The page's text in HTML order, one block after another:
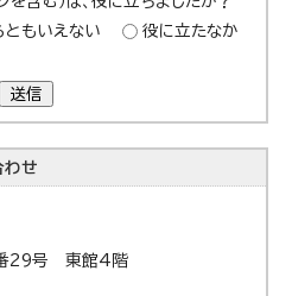
ともいえない
役に立たなか
送信
わせ
29号 東館4階